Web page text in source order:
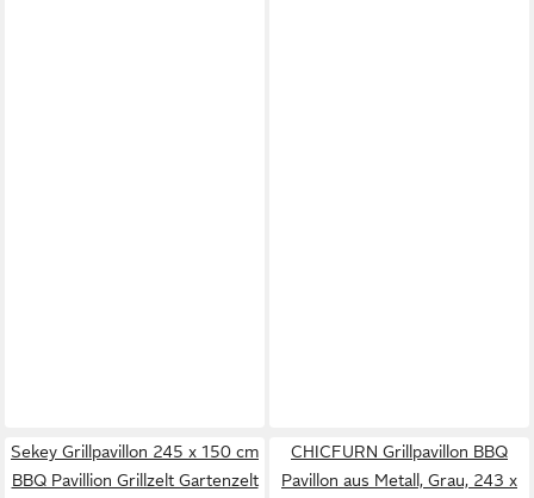
Sekey Grillpavillon 245 x 150 cm
BBQ Pavillion Grillzelt Gartenzelt
CHICFURN Grillpavillon BBQ
Pavillon aus Metall, Grau, 243 x